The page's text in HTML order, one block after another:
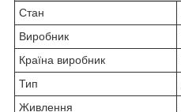
Стан
Виробник
Країна виробник
Тип
Живлення